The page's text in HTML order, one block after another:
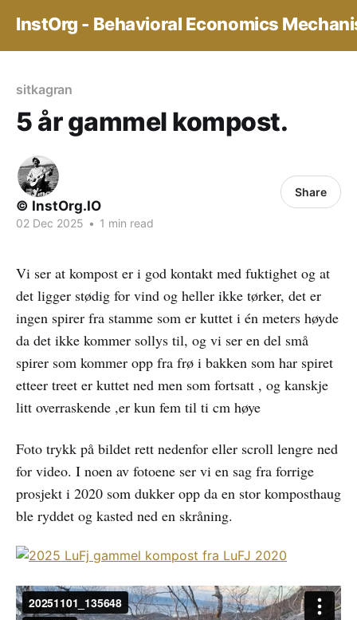
InstOrg - Behavioral Economics
sitkagran
5 år gammel kompost.
© InstOrg.IO
02 Dec 2025 • 1 min read
Share
Vi ser at kompost er i god kontakt med fuktighet og at
det ligger stødig for vind og heller ikke tørker, det er
ingen spirer fra stamme som er kuttet i én meters høyde
da det ikke kommer sollys til, og vi ser en del små
spirer som kommer opp fra frø i bakken som har spiret
etteer treet er kuttet ned men som fortsatt , og kanskje
litt overraskende ,er kun fem til ti cm høye
Foto trykk på bildet rett nedenfor eller scroll lengre ned
for video. I noen av fotoene ser vi en sag fra forrige
prosjekt i 2020 som dukker opp da en stor komposthaug
ble ryddet og kasted ned en skråning.